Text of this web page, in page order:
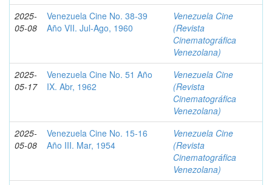
2025-
05-08
Venezuela Cine No. 38-39
Año VII. Jul-Ago, 1960
Venezuela Cine
(Revista
Cinematográfica
Venezolana)
2025-
05-17
Venezuela Cine No. 51 Año
IX. Abr, 1962
Venezuela Cine
(Revista
Cinematográfica
Venezolana)
2025-
05-08
Venezuela Cine No. 15-16
Año III. Mar, 1954
Venezuela Cine
(Revista
Cinematográfica
Venezolana)